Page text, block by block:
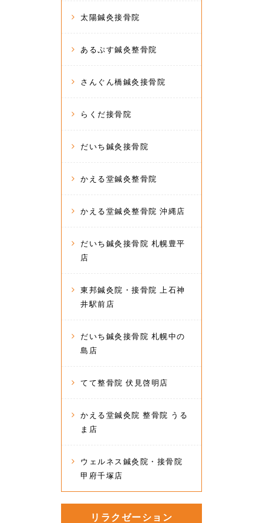
太陽鍼灸接骨院
あるぷす鍼灸整骨院
さんぐん橋鍼灸接骨院
らくだ接骨院
だいち鍼灸接骨院
かえる堂鍼灸整骨院
かえる堂鍼灸整骨院 沖縄店
だいち鍼灸接骨院 札幌豊平
店
東邦鍼灸院・接骨院 上石神
井駅前店
だいち鍼灸接骨院 札幌中の
島店
てて整骨院 伏見啓明店
かえる堂鍼灸院 整骨院 うる
ま店
ウェルネス鍼灸院・接骨院
甲府千塚店
リラクゼーション